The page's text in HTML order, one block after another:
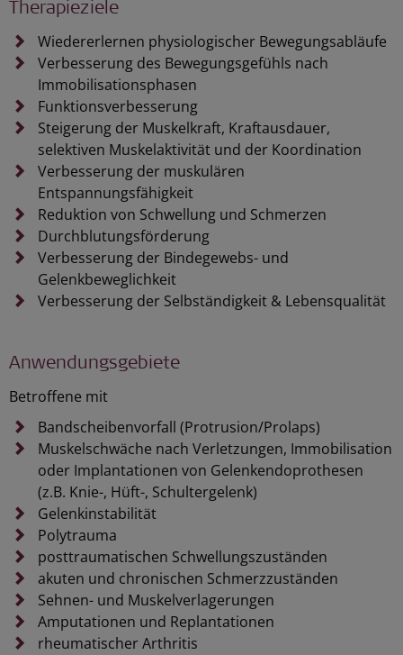
Therapieziele
Wiedererlernen physiologischer Bewegungsabläufe
Verbesserung des Bewegungsgefühls nach
Immobilisationsphasen
Funktionsverbesserung
Steigerung der Muskelkraft, Kraftausdauer,
selektiven Muskelaktivität und der Koordination
Verbesserung der muskulären
Entspannungsfähigkeit
Reduktion von Schwellung und Schmerzen
Durchblutungsförderung
Verbesserung der Bindegewebs- und
Gelenkbeweglichkeit
Verbesserung der Selbständigkeit & Lebensqualität
Anwendungsgebiete
Betroffene mit
Bandscheibenvorfall (Protrusion/Prolaps)
Muskelschwäche nach Verletzungen, Immobilisation
oder Implantationen von Gelenkendoprothesen
(z.B. Knie-, Hüft-, Schultergelenk)
Gelenkinstabilität
Polytrauma
posttraumatischen Schwellungszuständen
akuten und chronischen Schmerzzuständen
Sehnen- und Muskelverlagerungen
Amputationen und Replantationen
rheumatischer Arthritis